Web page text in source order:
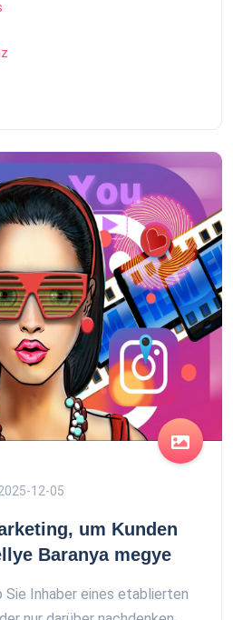
12-05
um Kunden
Baranya megye
Sie Inhaber eines etablierten